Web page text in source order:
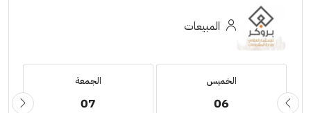
المبيعات
الخميس
06
الجمعة
07